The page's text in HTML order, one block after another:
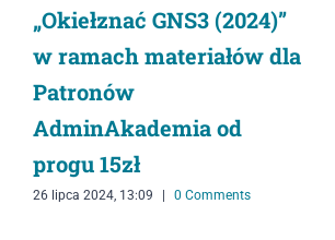
„Okiełznać GNS3 (2024)”
w ramach materiałów dla
Patronów
AdminAkademia od
progu 15zł
26 lipca 2024, 13:09 0 Comments